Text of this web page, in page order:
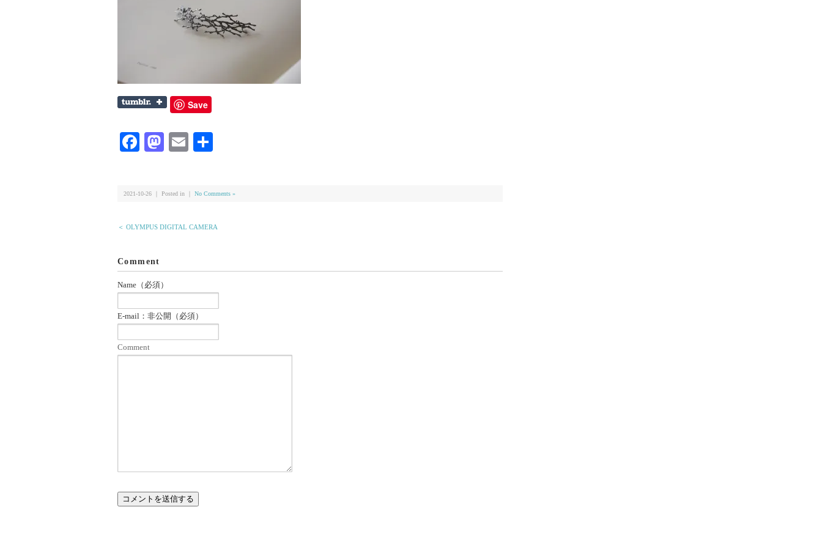
Save
Facebook
Mastodon
Email
2021-10-26 ｜ Posted in ｜ No Comments »
＜ OLYMPUS DIGITAL CAMERA
Comment
Name（必須）
E-mail：非公開（必須）
Comment